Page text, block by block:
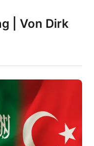
| Von Dirk